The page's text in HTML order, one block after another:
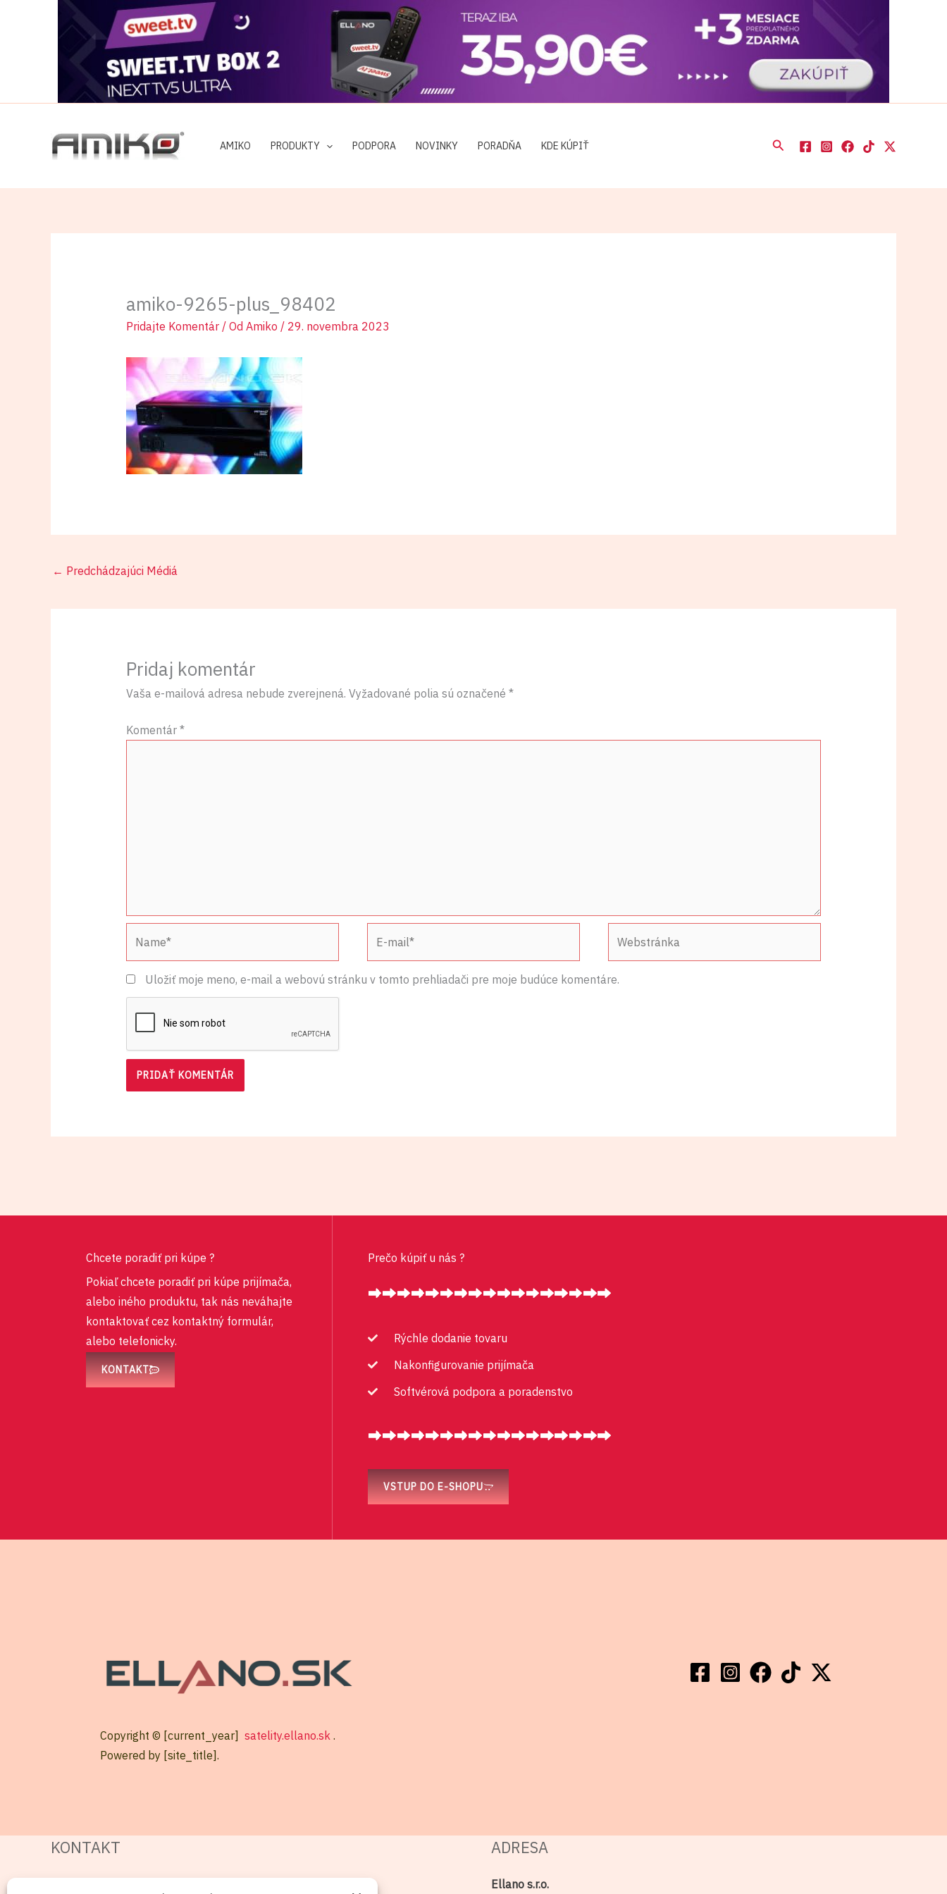
AMIKO PRODUKTY PODPORA NOVINKY PORADŇA KDE KÚPIŤ Hľadať
amiko-9265-plus_98402
Pridajte Komentár / Od Amiko / 29. novembra 2023
← Predchádzajúci Médiá
Pridaj komentár
Vaša e-mailová adresa nebude zverejnená. Vyžadované polia sú označené *
Komentár *
Uložiť moje meno, e-mail a webovú stránku v tomto prehliadači pre moje budúce komentáre.
Chcete poradiť pri kúpe ?
Pokiaľ chcete poradiť pri kúpe prijímača,
alebo iného produktu, tak nás neváhajte
kontaktovať cez kontaktný formulár,
alebo telefonicky.
KONTAKT
Prečo kúpiť u nás ?
Rýchle dodanie tovaru
Nakonfigurovanie prijímača
Softvérová podpora a poradenstvo
VSTUP DO E-SHOPU
Copyright © [current_year] satelity.ellano.sk .
Powered by [site_title].
KONTAKT ADRESA
Ellano s.r.o.